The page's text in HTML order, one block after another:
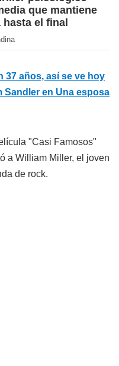
que mantiene
hasta el final
37 años, así se ve hoy
Sandler en Una esposa
"Casi Famosos"
a William Miller, el joven
de rock.